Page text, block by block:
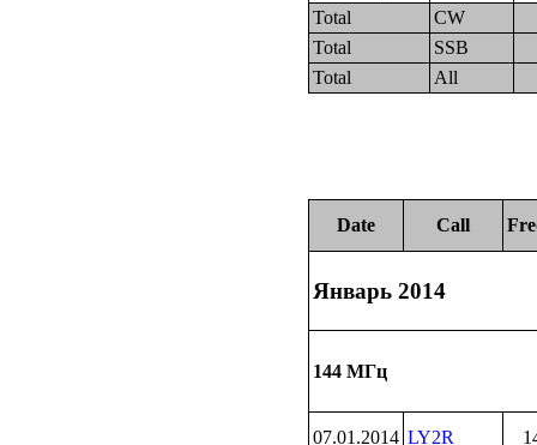
Total
CW
Total
SSB
Total
All
Date Call
Январь 2014
144 МГц
07.01.2014 LY2R